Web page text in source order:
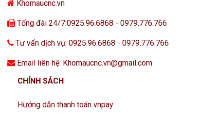
Khomaucnc.vn
Tổng đài 24/7:0925.96.6868 - 0979.776.766
Tư vấn dịch vụ: 0925.96.6868 - 0979.776.766
Email liên hệ: Khomaucnc.vn@gmail.com
CHÍNH SÁCH
Hướng dẫn thanh toán vnpay